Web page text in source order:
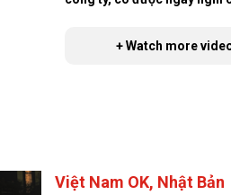
+ Watch more
Việt Nam OK, Nhật Bản